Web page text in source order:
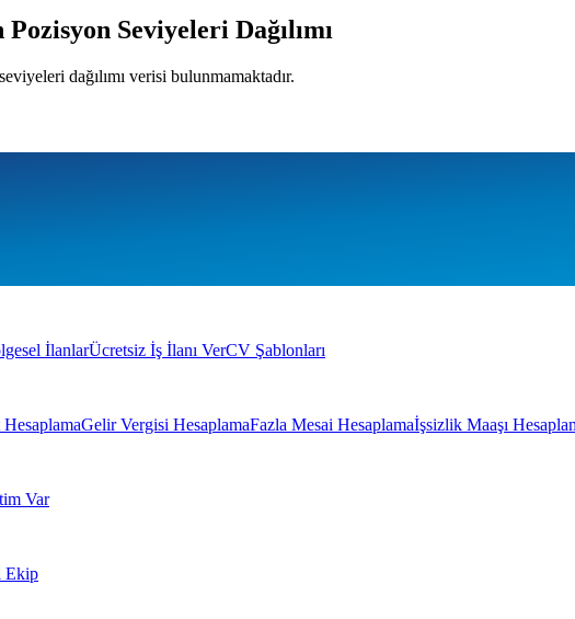
Seviyeleri Dağılımı
dağılımı verisi bulunmamaktadır.
İlanlarÜcretsiz İş İlanı VerCV Şablonları
Gelir Vergisi HesaplamaFazla Mesai Hesaplamaİşsizlik Maaşı
Var
Ekip